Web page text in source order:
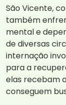
São Vicente,
também
mental e
de diversas
internação
para a
elas recebam
conseguem